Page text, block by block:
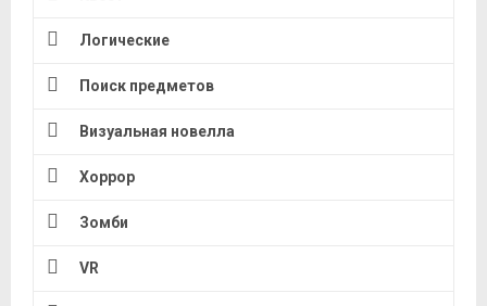
Логические
Поиск предметов
Визуальная новелла
Хоррор
Зомби
VR